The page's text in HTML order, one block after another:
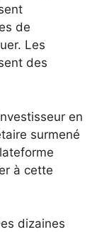
de
Les
des
en
surmené
à cette
dizaines